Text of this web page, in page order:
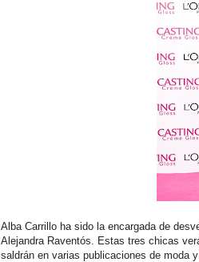
Alba Carrillo ha sido la encargada de
Alejandra Raventós. Estas tres chicas
saldrán en varias publicaciones de moda